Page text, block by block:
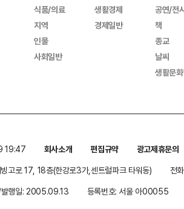
식품/의료
지역
인물
사회일반
생활경제
경제일반
공연/전
책
종교
날씨
생활문
19:47 회사소개 편집규약
광고제휴문의
고로 17, 18층(한강로3가,센트럴파크 타워동)
전
발행일: 2005.09.13 등록번호: 서울 아00055